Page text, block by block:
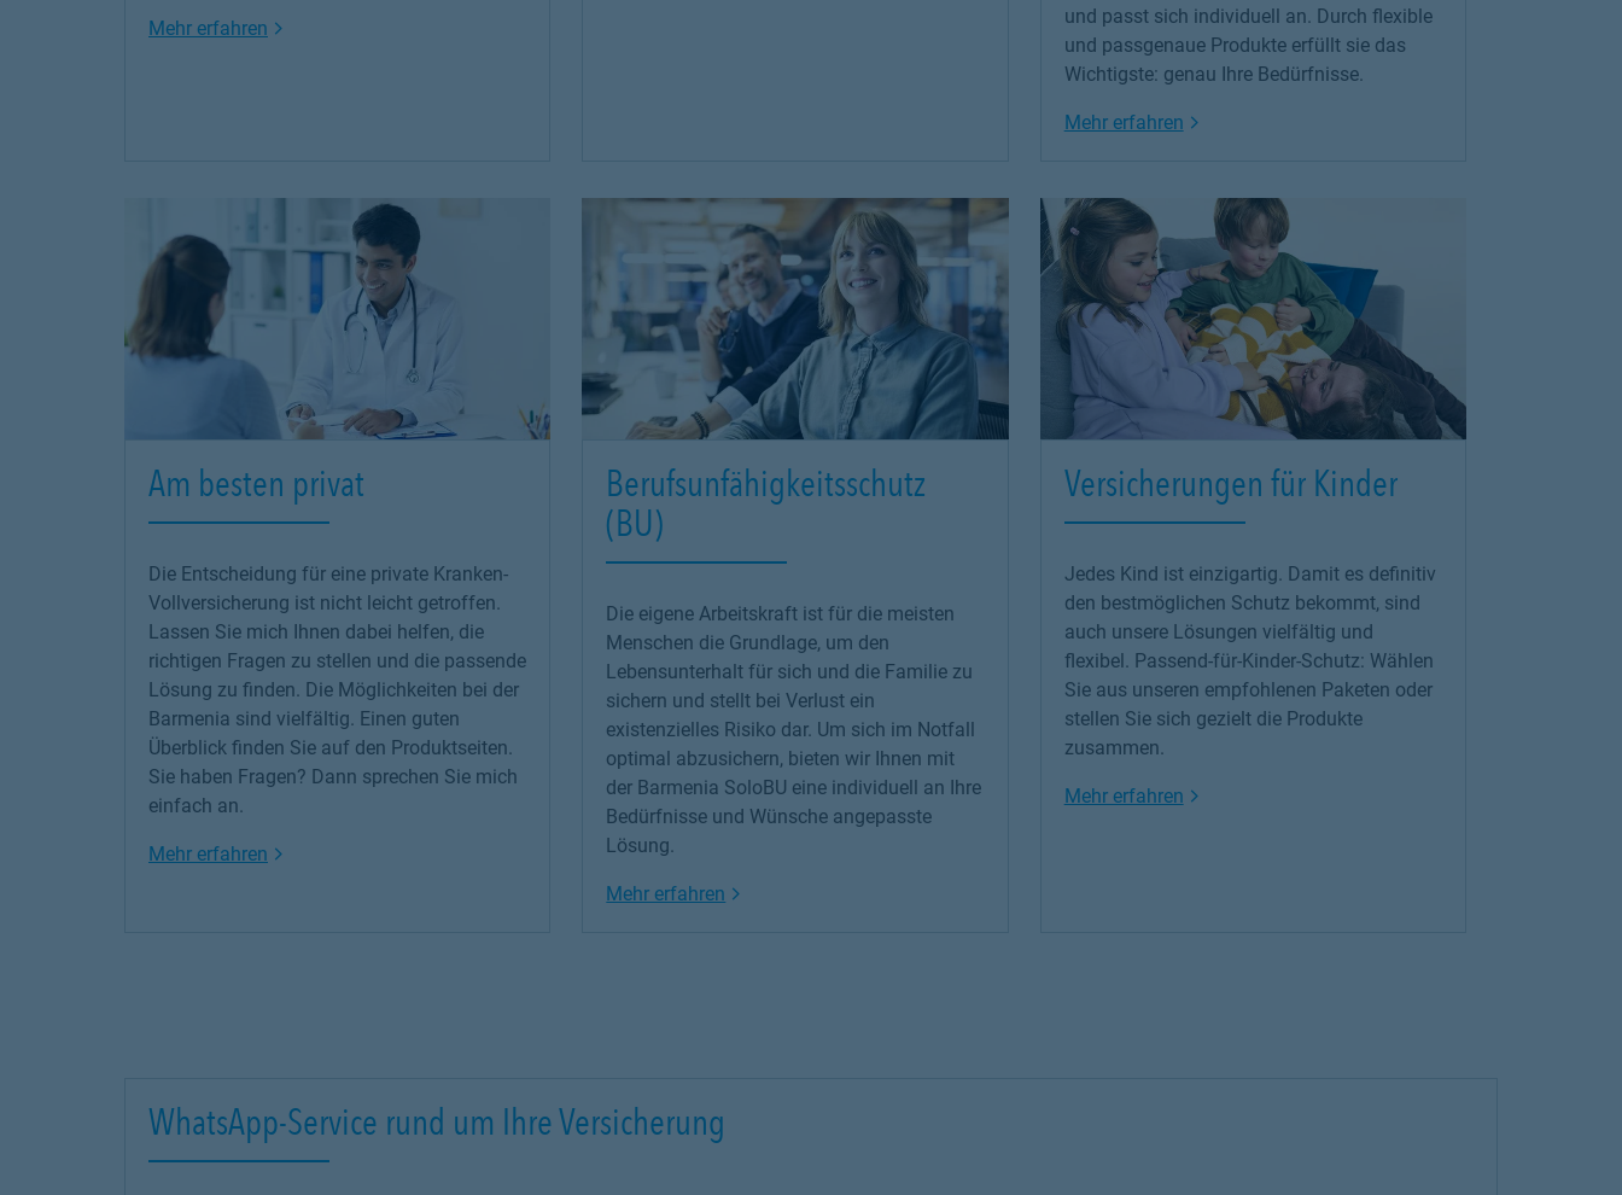
Mehr erfahren Link Opens in New Tab
und passt sich individuell an. Durch flexible
und passgenaue Produkte erfüllt sie das
Wichtigste: genau Ihre Bedürfnisse.
Mehr erfahrenLink Opens in New Tab
Am besten privat
Die Entscheidung für eine private Kranken-
Vollversicherung ist nicht leicht getroffen.
Lassen Sie mich Ihnen dabei helfen, die
richtigen Fragen zu stellen und die passende
Lösung zu finden. Die Möglichkeiten bei der
Barmenia sind vielfältig. Einen guten
Überblick finden Sie auf den Produktseiten.
Sie haben Fragen? Dann sprechen Sie mich
einfach an.
Mehr erfahren Link Opens in New Tab
Berufsunfähigkeitsschutz
(BU)
Die eigene Arbeitskraft ist für die meisten
Menschen die Grundlage, um den
Lebensunterhalt für sich und die Familie zu
sichern und stellt bei Verlust ein
existenzielles Risiko dar. Um sich im Notfall
optimal abzusichern, bieten wir Ihnen mit
der Barmenia SoloBU eine individuell an Ihre
Bedürfnisse und Wünsche angepasste
Lösung.
Mehr erfahren Link Opens in New Tab
Versicherungen für Kinder
Jedes Kind ist einzigartig. Damit es definitiv
den bestmöglichen Schutz bekommt, sind
auch unsere Lösungen vielfältig und
flexibel. Passend-für-Kinder-Schutz: Wählen
Sie aus unseren empfohlenen Paketen oder
stellen Sie sich gezielt die Produkte
zusammen.
Mehr erfahrenLink Opens in New Tab
WhatsApp-Service rund um Ihre Versicherung